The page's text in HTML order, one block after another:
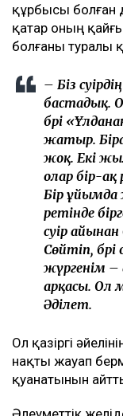
құрбысы болған
қатар оның
болғаны туралы
– Біз
бастадық.
бәрі
жатыр.
жоқ. Екі
олар бір-ақ
Бір ұйымда
ретінде
сәуір
Сөйтіп,
жүргенім
арқасы. Ол
Әділет.
Ол қазіргі
нақты жауап
қуанатынын